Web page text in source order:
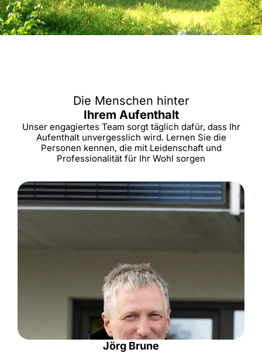
Die Menschen hinter
Ihrem Aufenthalt
Unser engagiertes Team sorgt täglich dafür, dass Ihr
Aufenthalt unvergesslich wird. Lernen Sie die
Personen kennen, die mit Leidenschaft und
Professionalität für Ihr Wohl sorgen
Jörg Brune